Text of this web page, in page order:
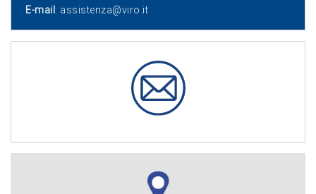
E-mail : assistenza@viro.it